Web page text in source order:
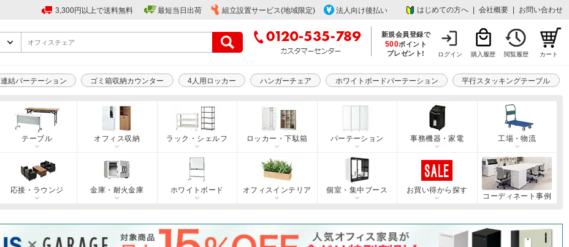
3,300円以上で送料無料 最短当日出荷 組立設置サービス(地域限定) 法人向け後払い はじめての方へ 会社概要 お問い合わせ
新規会員登録で
500ポイント
プレゼント!
ログイン 購入履歴 閲覧履歴 カート
連結パーテーション ゴミ箱収納カウンター 4人用ロッカー ハンガーチェア ホワイトボードパーテーション 平行スタッキングテーブル
テーブル オフィス収納 ラック・シェルフ ロッカー・下駄箱 パーテーション 事務機器・家電 工場・物流
応接・ラウンジ 金庫・耐火金庫 ホワイトボード オフィスインテリア 個室・集中ブース
お買い得から探す
コーディネート事例